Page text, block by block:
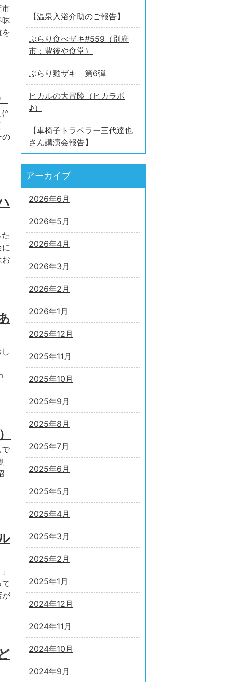
市
昧
を
(^
の
お
で
が
【温泉入浴介助のご報告】
ぶらり食べザキ#559（別府
市：豊後や食堂）
ぶらり麺ザキ 第6弾
ヒカルの大冒険（ヒカラボ
♪）
【車椅子トラベラー三代達也
さん講演会報告】
アーカイブ
2026年6月
2026年5月
2026年4月
2026年3月
2026年2月
2026年1月
2025年12月
2025年11月
2025年10月
2025年9月
2025年8月
2025年7月
2025年6月
2025年5月
2025年4月
2025年3月
2025年2月
2025年1月
2024年12月
2024年11月
2024年10月
2024年9月